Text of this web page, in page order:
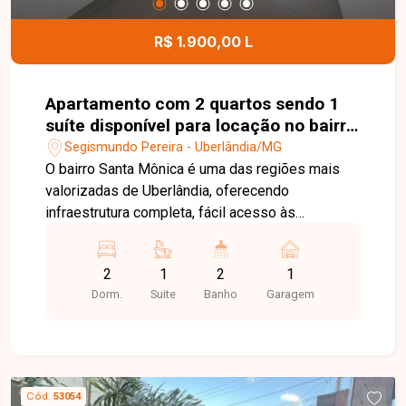
R$ 1.900,00 L
Apartamento com 2 quartos sendo 1
suíte disponível para locação no bairro
Santa Mônica em Uberlândia-MG
Segismundo Pereira - Uberlândia/MG
O bairro Santa Mônica é uma das regiões mais
valorizadas de Uberlândia, oferecendo
infraestrutura completa, fácil acesso às
supermercados, universidades, escolas,
farmácias, restaurantes, academias e diversos
serviços. Uma excelente opção para quem busca
sendo 1 suíte, banheiro social, área de serviço e
2
Dorm.
1
Suite
2
Banho
1
Garagem
Cód. 53054